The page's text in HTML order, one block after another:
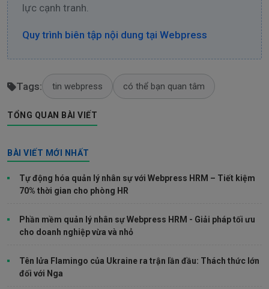
TỔNG QUAN BÀI VIẾT
lực cạnh tranh.
Quy trình biên tập nội dung tại Webpress
Tags: tin webpress có thể bạn quan tâm
BÀI VIẾT MỚI NHẤT
Tự động hóa quản lý nhân sự với Webpress HRM – Tiết kiệm
70% thời gian cho phòng HR
Phần mềm quản lý nhân sự Webpress HRM - Giải pháp tối ưu
cho doanh nghiệp vừa và nhỏ
Tên lửa Flamingo của Ukraine ra trận lần đầu: Thách thức lớn
đối với Nga